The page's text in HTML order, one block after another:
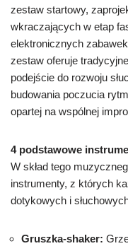
zestaw startowy,
wkraczających w etap
elektronicznych
zestaw oferuje
podejście do rozwoju
budowania poczucia
opartej na wspólnej
4 podstawowe
W skład tego
instrumenty, z których
dotykowych i
Gruszka-shaker: